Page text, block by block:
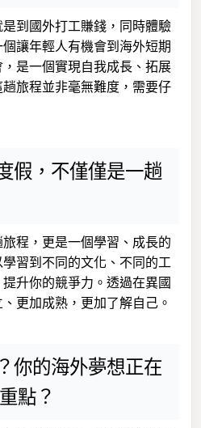
到國外打工賺錢，同時體驗
讓年輕人有機會到海外短期
是一個實現自我成長、拓展
旅程並非毫無難度，需要仔
假，不僅僅是一趟
程，更是一個學習、成長的
習到不同的文化、不同的工
升你的競爭力。透過在異國
更加成熟，更加了解自己。
你的海外夢想正在
點？